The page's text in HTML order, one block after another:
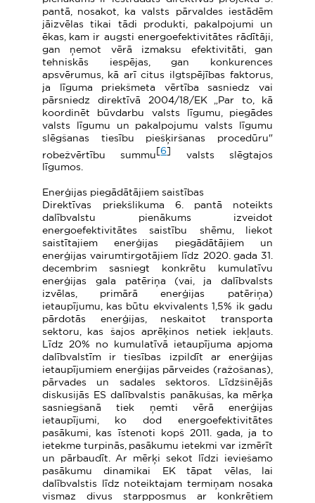
pantā, nosakot, ka valsts pārvaldes iestādēm
jāizvēlas tikai tādi produkti, pakalpojumi un
ēkas, kam ir augsti energoefektivitātes rādītāji,
gan ņemot vērā izmaksu efektivitāti, gan
tehniskās iespējas, gan konkurences
apsvērumus, kā arī citus ilgtspējības faktorus,
ja līguma priekšmeta vērtība sasniedz vai
pārsniedz direktīvā 2004/18/EK „Par to, kā
koordinēt būvdarbu valsts līgumu, piegādes
valsts līgumu un pakalpojumu valsts līgumu
slēgšanas tiesību piešķiršanas procedūru"
robežvērtību summu [6]
valsts slēgtajos
līgumos.
Enerģijas piegādātājiem saistības
Direktīvas priekšlikuma 6. pantā noteikts
dalībvalstu pienākums izveidot
energoefektivitātes saistību shēmu, liekot
saistītajiem enerģijas piegādātājiem un
enerģijas vairumtirgotājiem līdz 2020. gada 31.
decembrim sasniegt konkrētu kumulatīvu
enerģijas gala patēriņa (vai, ja dalībvalsts
izvēlas, primārā enerģijas patēriņa)
ietaupījumu, kas būtu ekvivalents 1,5% ik gadu
pārdotās enerģijas, neskaitot transporta
sektoru, kas šajos aprēķinos netiek iekļauts.
Līdz 20% no kumulatīvā ietaupījuma apjoma
dalībvalstīm ir tiesības izpildīt ar enerģijas
ietaupījumiem enerģijas pārveides (ražošanas),
pārvades un sadales sektoros. Līdzšinējās
diskusijās ES dalībvalstis panākušas, ka mērķa
sasniegšanā tiek ņemti vērā enerģijas
ietaupījumi, ko dod energoefektivitātes
pasākumi, kas īstenoti kopš 2011. gada, ja to
ietekme turpinās, pasākumu ietekmi var izmērīt
un pārbaudīt. Ar mērķi sekot līdzi ieviešamo
pasākumu dinamikai EK tāpat vēlas, lai
dalībvalstis līdz noteiktajam termiņam nosaka
vismaz divus starpposmus ar konkrētiem